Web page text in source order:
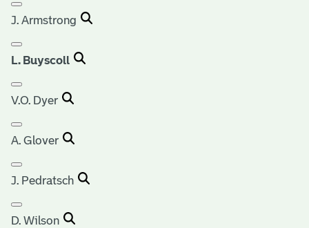
J. Armstrong
L. Buyscoll
V.O. Dyer
A. Glover
J. Pedratsch
D. Wilson